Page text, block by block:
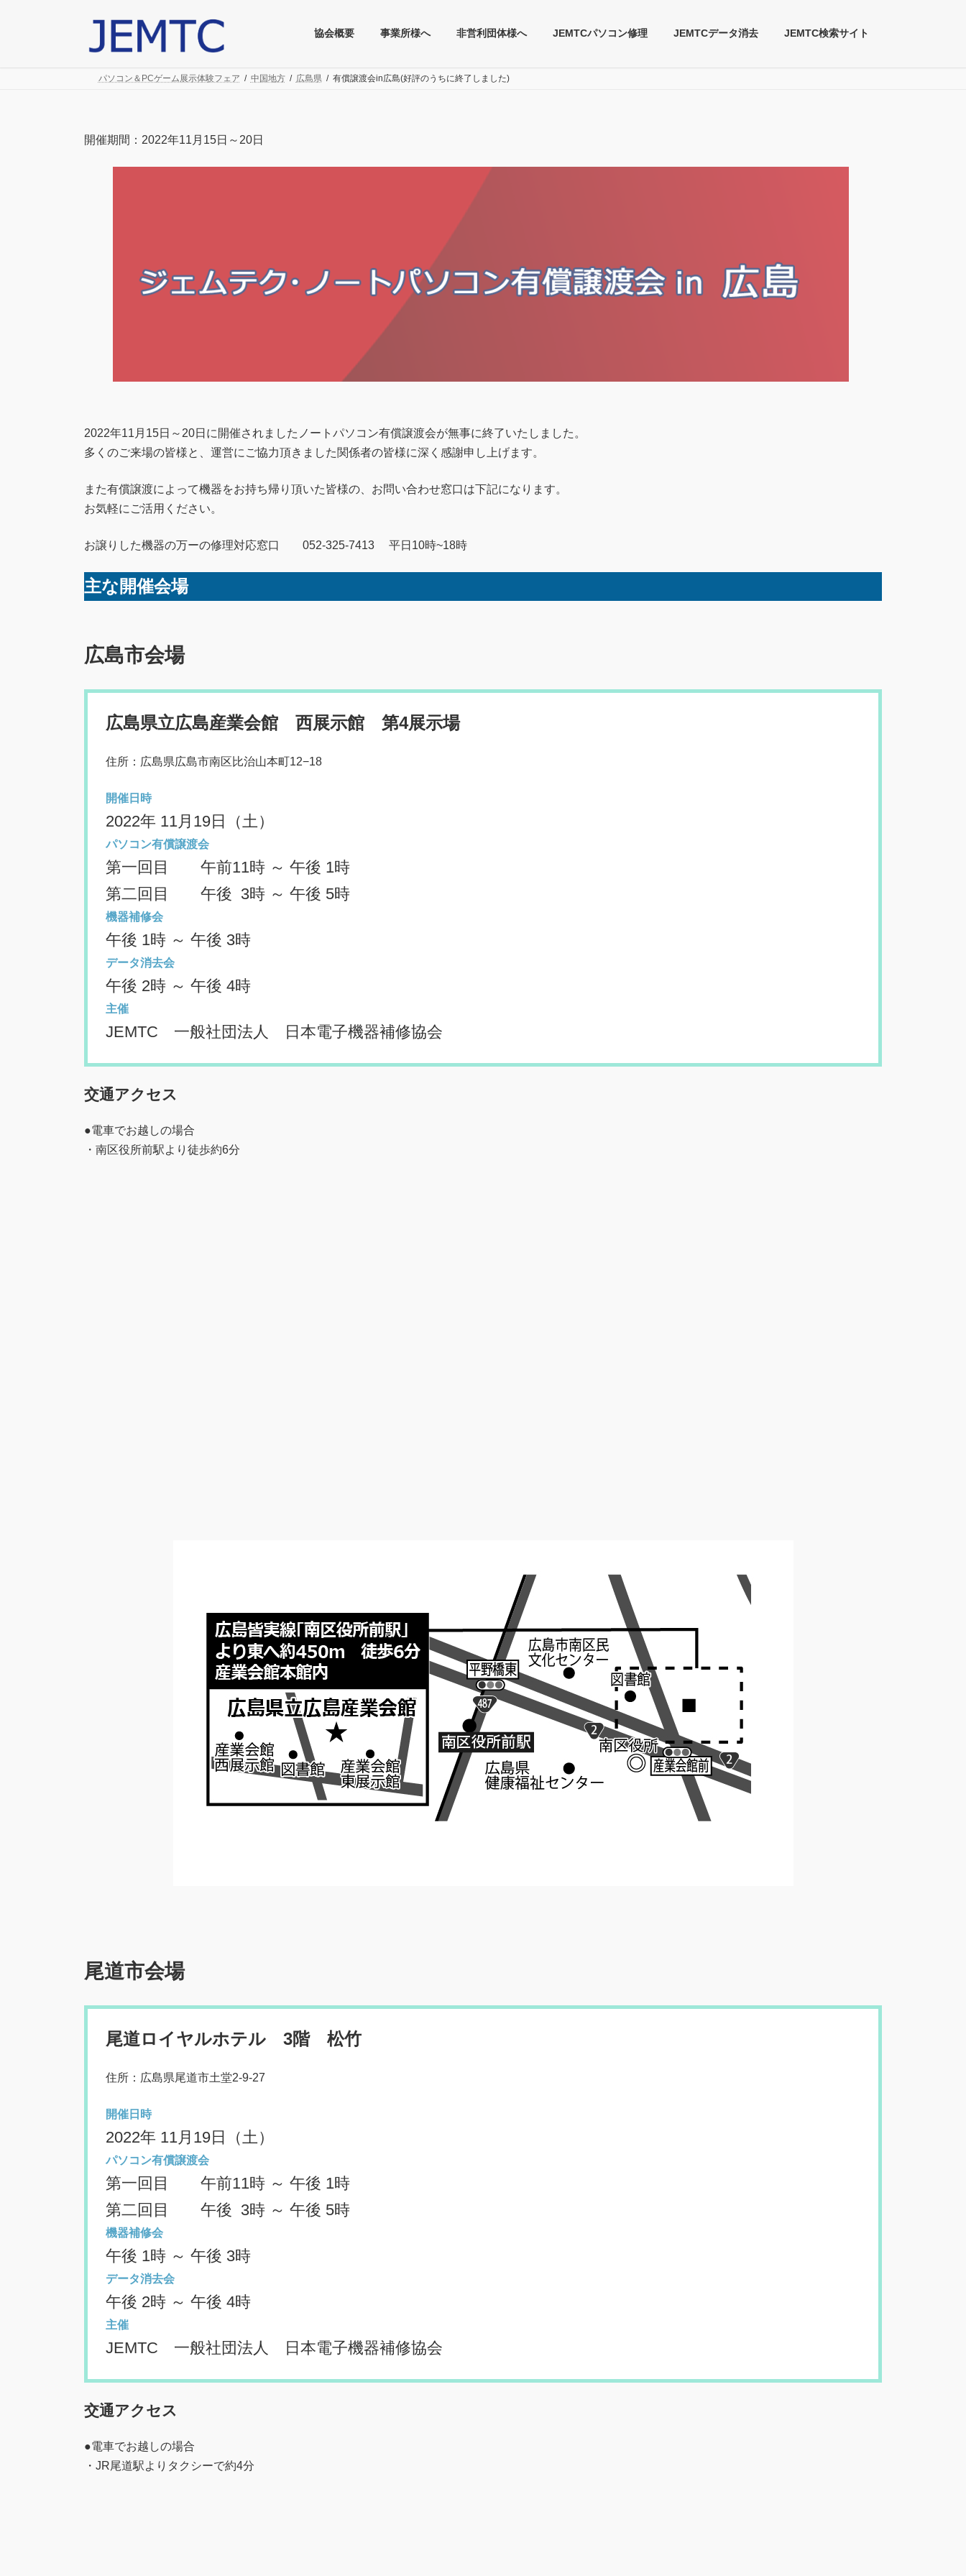
協会概要 事業所様へ 非営利団体様へ JEMTCパソコン修理 JEMTCデータ消去 JEMTC検索サイト
パソコン＆PCゲーム展示体験フェア 中国地方 広島県 有償譲渡会in広島(好評のうちに終了しました)
開催期間：2022年11月15日～20日
2022年11月15日～20日に開催されましたノートパソコン有償譲渡会が無事に終了いたしました。
多くのご来場の皆様と、運営にご協力頂きました関係者の皆様に深く感謝申し上げます。
また有償譲渡によって機器をお持ち帰り頂いた皆様の、お問い合わせ窓口は下記になります。
お気軽にご活用ください。
お譲りした機器の万ーの修理対応窓口 052-325-7413 平日10時~18時
主な開催会場
広島市会場
広島県立広島産業会館 西展示館 第4展示場
住所：広島県広島市南区比治山本町12−18
開催日時
2022年 11月19日（土）
パソコン有償譲渡会
第一回目 午前11時 ～ 午後 1時
第二回目 午後 3時 ～ 午後 5時
機器補修会
午後 1時 ～ 午後 3時
データ消去会
午後 2時 ～ 午後 4時
主催
JEMTC 一般社団法人 日本電子機器補修協会
交通アクセス
●電車でお越しの場合
・南区役所前駅より徒歩約6分
尾道市会場
尾道ロイヤルホテル 3階 松竹
住所：広島県尾道市土堂2-9-27
開催日時
2022年 11月19日（土）
パソコン有償譲渡会
第一回目 午前11時 ～ 午後 1時
第二回目 午後 3時 ～ 午後 5時
機器補修会
午後 1時 ～ 午後 3時
データ消去会
午後 2時 ～ 午後 4時
主催
JEMTC 一般社団法人 日本電子機器補修協会
交通アクセス
●電車でお越しの場合
・JR尾道駅よりタクシーで約4分